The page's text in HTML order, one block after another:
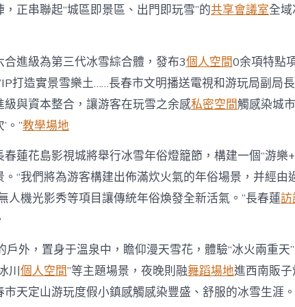
正串聯起“城區即景區、出門即玩雪”的共享會議室全
合進級為第三代冰雪綜合體，發布3個人空間0余項特點
打造實景雪樂土……長春市文明播送電視和游玩局副局
級與資本整合，讓游客在玩雪之余感私密空間觸感染城
。”教學場地
蓮花島影視城將舉行冰雪年俗燈籠節，構建一個“游樂
。“我們將為游客構建出佈滿炊火氣的年俗場景，并經由
人機光影秀等項目讓傳統年俗煥發全新活氣。”長春蓮
外，置身于溫泉中，瞻仰漫天雪花，體驗“冰火兩重天
川個人空間”等主題場景，夜晚則融舞蹈場地進西南販
市天定山游玩度假小鎮感觸感染豐盛、舒服的冰雪生涯